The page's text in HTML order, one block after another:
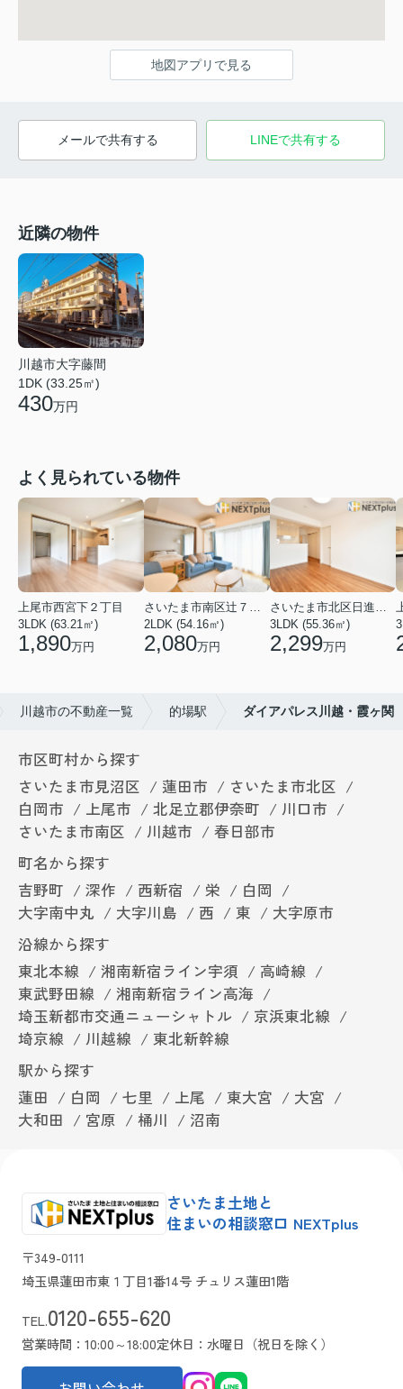
地図アプリで見る
メールで共有する LINEで共有する
近隣の物件
川越市大字藤間
1DK (33.25㎡)
430万円
よく見られている物件
上尾市西宮下２丁目
3LDK (63.21㎡)
1,890万円
2LDK (54.16㎡)
2,080万円
3LDK (55.36㎡)
2,299万円
川越市の不動産一覧 的場駅 ダイアパレス川越・霞ヶ関
市区町村から探す
さいたま市見沼区
蓮田市
さいたま市北区
白岡市
上尾市 北足立郡伊奈町
川口市
さいたま市南区
川越市
春日部市
町名から探す
吉野町
深作 西新宿 栄
白岡
大字南中丸
大字川島 西 東
大字原市
沿線から探す
東北本線
湘南新宿ライン宇須
高崎線
東武野田線
湘南新宿ライン高海
埼玉新都市交通ニューシャトル
京浜東北線
埼京線
川越線
東北新幹線
駅から探す
蓮田
白岡 七里 上尾 東大宮
大宮
大和田
宮原 桶川 沼南
さいたま土地と
住まいの相談窓口 NEXTplus
〒349-0111
埼玉県蓮田市東１丁目1番14号 チュリス蓮田1階
TEL.0120-655-620
営業時間：10:00～18:00定休日：水曜日（祝日を除く）